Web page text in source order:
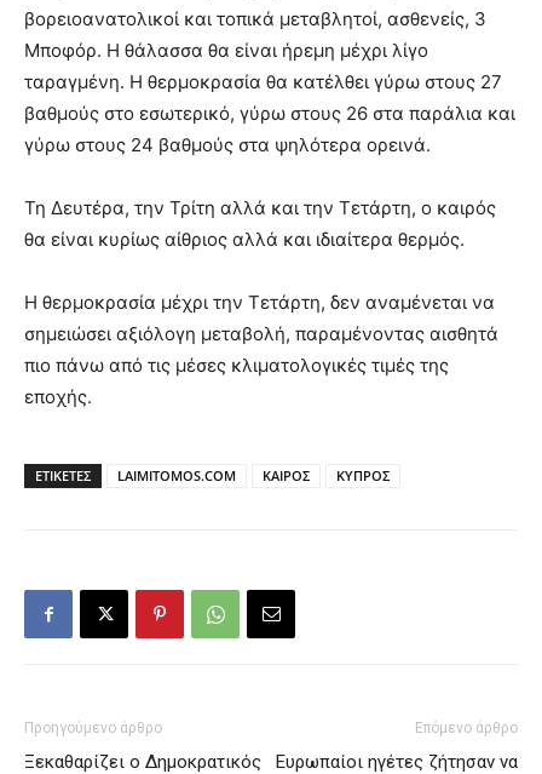
βορειοανατολικοί και τοπικά μεταβλητοί, ασθενείς, 3
Μποφόρ. Η θάλασσα θα είναι ήρεμη μέχρι λίγο
ταραγμένη. Η θερμοκρασία θα κατέλθει γύρω στους 27
βαθμούς στο εσωτερικό, γύρω στους 26 στα παράλια και
γύρω στους 24 βαθμούς στα ψηλότερα ορεινά.
Τη Δευτέρα, την Τρίτη αλλά και την Τετάρτη, ο καιρός
θα είναι κυρίως αίθριος αλλά και ιδιαίτερα θερμός.
Η θερμοκρασία μέχρι την Τετάρτη, δεν αναμένεται να
σημειώσει αξιόλογη μεταβολή, παραμένοντας αισθητά
πιο πάνω από τις μέσες κλιματολογικές τιμές της
εποχής.
ΕΤΙΚΕΤΕΣ LAIMITOMOS.COM ΚΑΙΡΟΣ ΚΥΠΡΟΣ
Προηγούμενο άρθρο
Ξεκαθαρίζει ο Δημοκρατικός
Επόμενο άρθρο
Ευρωπαίοι ηγέτες ζήτησαν να